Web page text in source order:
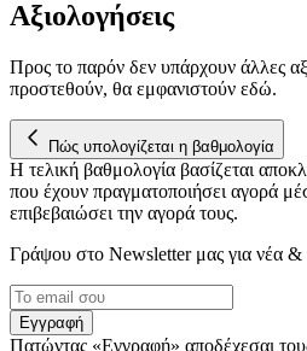
Αξιολογήσεις
Προς το παρόν δεν υπάρχουν άλλες
προστεθούν, θα εμφανιστούν εδώ.
Πώς υπολογίζεται η βαθμολογία
Η τελική βαθμολογία βασίζεται
που έχουν πραγματοποιήσει αγορά
επιβεβαιώσει την αγορά τους.
Γράψου στο Νewsletter μας για νέα &
Εγγραφή
Πατώντας «Εγγραφή» αποδέχεσαι